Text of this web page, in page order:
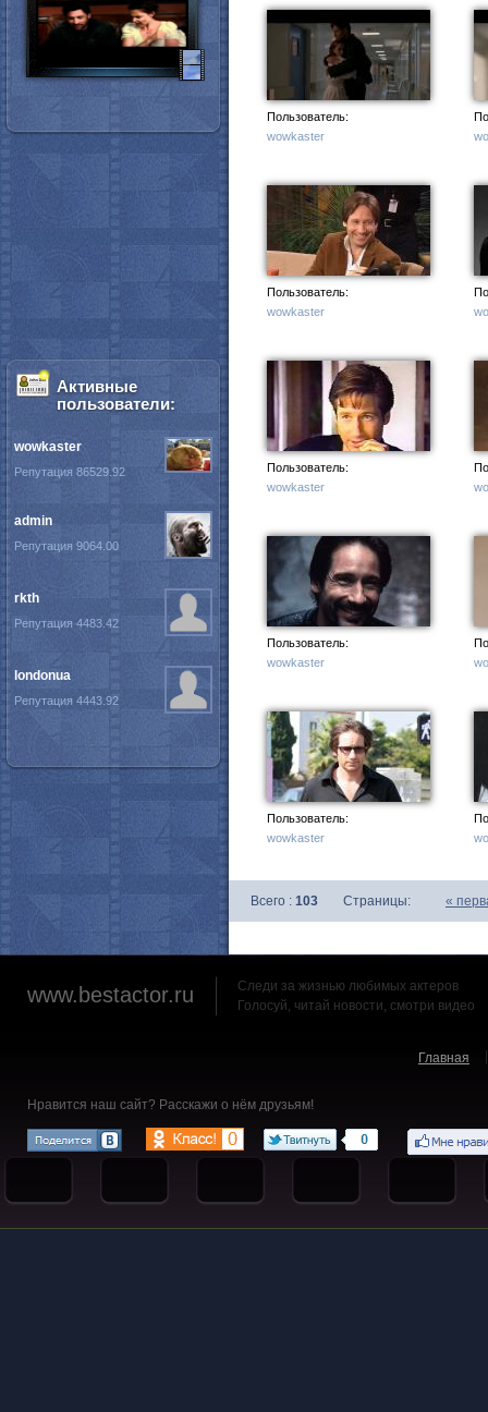
Пользователь:
wowkaster
Пользователь:
wowkaster
Пользователь:
wowkaster
Пользователь:
wowkaster
Пользователь:
wowkaster
Всего : 103 Страницы: «
Активные
пользователи:
wowkaster
Репутация 86529.92
admin
Репутация 9064.00
rkth
Репутация 4483.42
londonua
Репутация 4443.92
www.bestactor.ru
Следи за жизнью любимых актеров
Голосуй, читай новости, смотри видео
Главная
Нравится наш сайт? Расскажи о нём друзьям!